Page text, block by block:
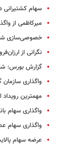
سهام کشتیرانی
میرکاظمی از
خصوصی‌سازی
نگرانی از
گزارش بورس: شاخص
واگذاری
مهمترین رویداد
واگذاری سهام
واگذاری‌ سهام‌
عرضه سهام